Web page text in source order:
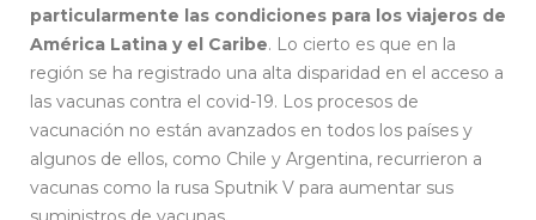
particularmente las condiciones para los viajeros de
América Latina y el Caribe. Lo cierto es que en la
región se ha registrado una alta disparidad en el acceso a
las vacunas contra el covid-19. Los procesos de
vacunación no están avanzados en todos los países y
algunos de ellos, como Chile y Argentina, recurrieron a
vacunas como la rusa Sputnik V para aumentar sus